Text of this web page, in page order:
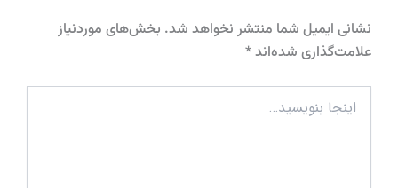
نشانی ایمیل شما منتشر نخواهد شد. بخش‌های موردنیاز
علامت‌گذاری شده‌اند*
اینجا
بنویسید…